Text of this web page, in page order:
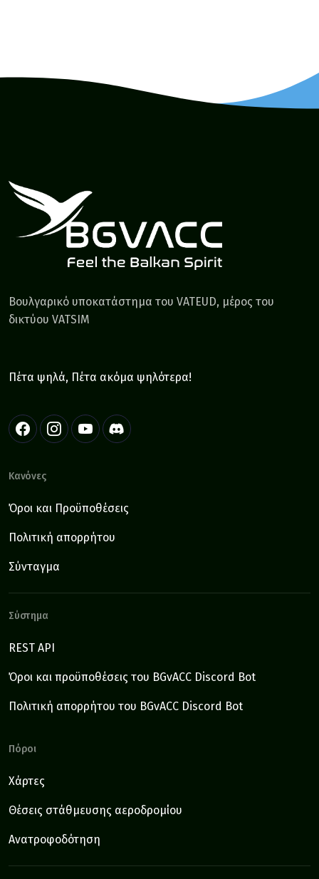
Βουλγαρικό υποκατάστημα του VATEUD, μέρος του
δικτύου VATSIM
Πέτα ψηλά, Πέτα ακόμα ψηλότερα!
Κανόνες
Όροι και Προϋποθέσεις
Πολιτική απορρήτου
Σύνταγμα
Σύστημα
REST API
Όροι και προϋποθέσεις του BGvACC Discord Bot
Πολιτική απορρήτου του BGvACC Discord Bot
Πόροι
Χάρτες
Θέσεις στάθμευσης αεροδρομίου
Ανατροφοδότηση